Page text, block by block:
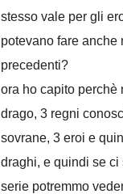
stesso vale per gli
potevano fare anche
precedenti?
ora ho capito perchè
drago, 3 regni
sovrane, 3 eroi e
draghi, e quindi se ci
serie potremmo